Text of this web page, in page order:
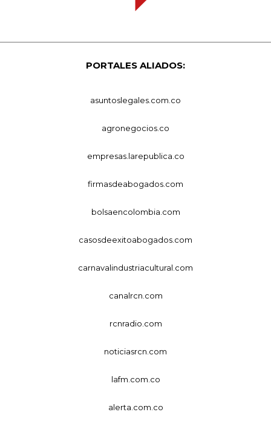
PORTALES ALIADOS:
asuntoslegales.com.co
agronegocios.co
empresas.larepublica.co
firmasdeabogados.com
bolsaencolombia.com
casosdeexitoabogados.com
carnavalindustriacultural.com
canalrcn.com
rcnradio.com
noticiasrcn.com
lafm.com.co
alerta.com.co